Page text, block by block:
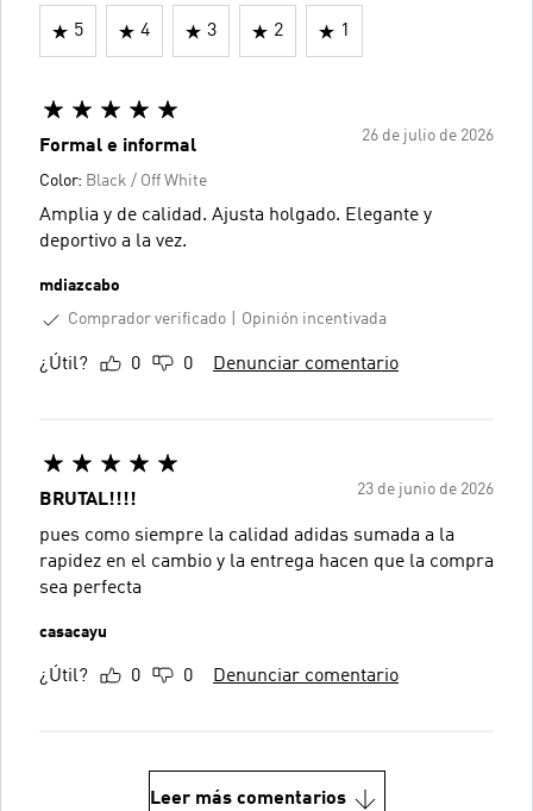
5 4 3 2 1
26 de julio de 2026
Formal e informal
Color: Black / Off White
Amplia y de calidad. Ajusta holgado. Elegante y
deportivo a la vez.
mdiazcabo
Comprador verificado
Opinión incentivada
¿Útil? 0 0 Denunciar comentario
23 de junio de 2026
BRUTAL!!!!
pues como siempre la calidad adidas sumada a la
rapidez en el cambio y la entrega hacen que la compra
sea perfecta
casacayu
¿Útil? 0 0 Denunciar comentario
Leer más comentarios